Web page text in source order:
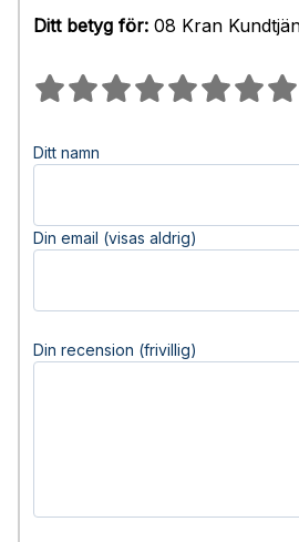
Ditt betyg för: 08 Kran
Ditt namn
Din email (visas aldrig)
Din recension (frivillig)